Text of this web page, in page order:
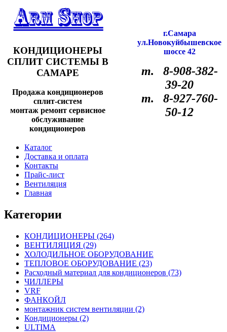
КОНДИЦИОНЕРЫ
СПЛИТ СИСТЕМЫ В
САМАРЕ
Продажа кондиционеров
сплит-систем
монтаж ремонт сервисное
обслуживание
кондиционеров
г.Самара
ул.Новокуйбышевское
шоссе 42
т. 8-908-382-
39-20
т. 8-927-760-
50-12
Каталог
Доставка и оплата
Контакты
Прайс-лист
Вентиляция
Главная
Категории
КОНДИЦИОНЕРЫ (264)
ВЕНТИЛЯЦИЯ (29)
ХОЛОДИЛЬНОЕ ОБОРУДОВАНИЕ
ТЕПЛОВОЕ ОБОРУДОВАНИЕ (23)
Расходный материал для кондиционеров (73)
ЧИЛЛЕРЫ
VRF
ФАНКОЙЛ
монтажник систем вентиляции (2)
Кондиционеры (2)
ULTIMA